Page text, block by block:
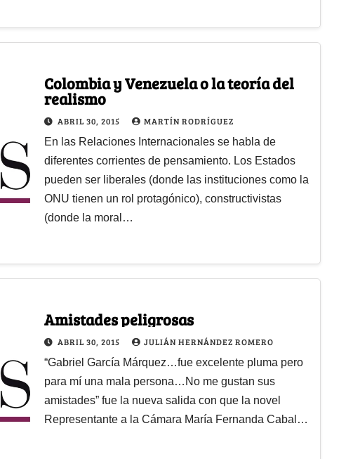
Colombia y Venezuela o la teoría del
realismo
ABRIL 30, 2015 MARTÍN RODRÍGUEZ
En las Relaciones Internacionales se habla de
diferentes corrientes de pensamiento. Los Estados
pueden ser liberales (donde las instituciones como la
ONU tienen un rol protagónico), constructivistas
(donde la moral…
Amistades peligrosas
ABRIL 30, 2015 JULIÁN HERNÁNDEZ ROMERO
“Gabriel García Márquez…fue excelente pluma pero
para mí una mala persona…No me gustan sus
amistades” fue la nueva salida con que la novel
Representante a la Cámara María Fernanda Cabal…